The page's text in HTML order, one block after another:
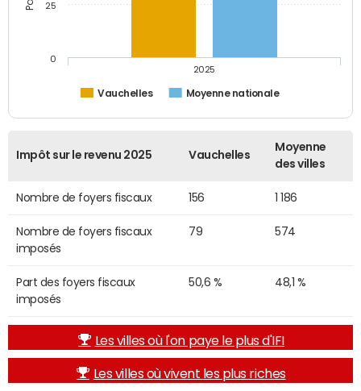
Vauchelles Moyenne nationale
2025
0
25
Impôt sur le revenu 2025 Vauchelles
Moyenne
des villes
Nombre de foyers fiscaux 156 1 186
Nombre de foyers fiscaux
imposés
79 574
Part des foyers fiscaux
imposés
50,6 % 48,1 %
Les villes où l'on paye le plus d'IFI
Les villes où vivent les plus riches